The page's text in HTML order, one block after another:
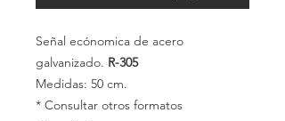
Señal ecónomica de acero
galvanizado. R-305
Medidas: 50 cm.
* Consultar otros formatos